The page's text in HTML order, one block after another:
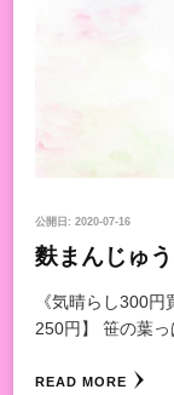
公開日: 2020-07-16
麩まんじゅう
《気晴らし300
250円】 笹の葉
READ MORE